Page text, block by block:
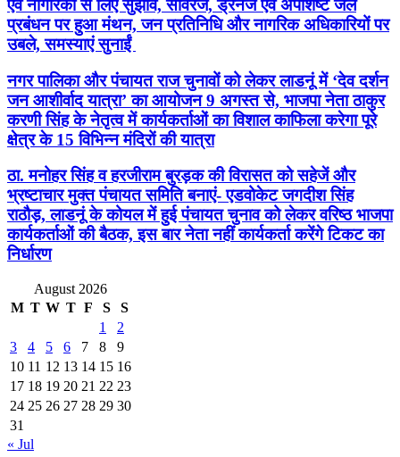
एवं नागरिकों से लिए सुझाव, सीवरेज, ड्रेनेज एवं अपशिष्ट जल
प्रबंधन पर हुआ मंथन, जन प्रतिनिधि और नागरिक अधिकारियों पर
उबले, समस्याएं सुनाईं
नगर पालिका और पंचायत राज चुनावों को लेकर लाडनूं में ‘देव दर्शन
जन आशीर्वाद यात्रा’ का आयोजन 9 अगस्त से, भाजपा नेता ठाकुर
करणी सिंह के नेतृत्व में कार्यकर्ताओं का विशाल काफिला करेगा पूरे
क्षेत्र के 15 विभिन्न मंदिरों की यात्रा
ठा. मनोहर सिंह व हरजीराम बुरड़क की विरासत को सहेजें और
भ्रष्टाचार मुक्त पंचायत समिति बनाएं- एडवोकेट जगदीश सिंह
राठौड़, लाडनूं के कोयल में हुई पंचायत चुनाव को लेकर वरिष्ठ भाजपा
कार्यकर्ताओं की बैठक, इस बार नेता नहीं कार्यकर्ता करेंगे टिकट का
निर्धारण
August 2026
M T W T F S
S
1
2
3
4 5 6 7 8
9
10 11 12 13 14 15 16
17 18 19 20 21 22 23
24 25 26 27 28 29 30
31
« Jul